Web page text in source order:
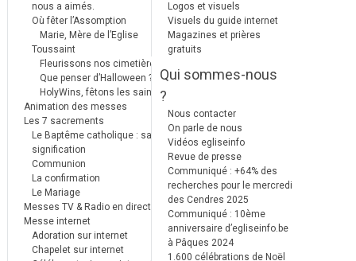
nous a aimés.
Où fêter l’Assomption
Marie, Mère de l’Eglise
Toussaint
Fleurissons nos cimetières
Que penser d’Halloween ?
HolyWins, fêtons les saints !
Animation des messes
Les 7 sacrements
Le Baptême catholique : sa
signification
Communion
La confirmation
Le Mariage
Messes TV & Radio en direct
Messe internet
Adoration sur internet
Chapelet sur internet
Logos et visuels
Visuels du guide internet
Magazines et prières
gratuits
Qui sommes-nous
?
Nous contacter
On parle de nous
Vidéos egliseinfo
Revue de presse
Communiqué : +64% des
recherches pour le mercredi
des Cendres 2025
Communiqué : 10ème
anniversaire d’egliseinfo.be
à Pâques 2024
1.600 célébrations de Noël